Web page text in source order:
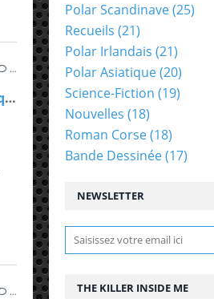
…
Le sang des innocents : magnifique déception
…
NEWSLETTER
THE KILLER INSIDE ME
Polar Scandinave(25)
Recueils (21)
Polar Irlandais (21)
Polar Asiatique(20)
Science-Fiction (19)
Nouvelles (18)
Roman Corse(18)
Bande Dessinée(17)